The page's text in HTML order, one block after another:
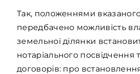
Так, положеннями
передбачено можливість
земельної ділянки
нотаріального посвідчення
договорів: про